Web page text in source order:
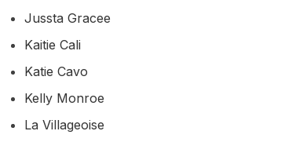
Jussta Gracee
Kaitie Cali
Katie Cavo
Kelly Monroe
La Villageoise